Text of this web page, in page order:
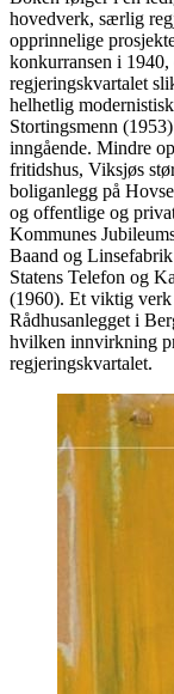
hovedverk, særlig
opprinnelige
konkurransen i 1940,
regjeringskvartalet
helhetlig
Stortingsmenn
inngående. Mindre
fritidshus, Viksjøs
boliganlegg på
og offentlige og
Kommunes
Baand og
Statens Telefon og
(1960). Et viktig verk
Rådhusanlegget i
hvilken innvirkning
regjeringskvartalet.